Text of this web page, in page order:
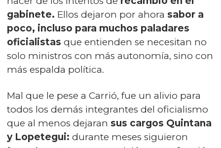
gabinete. Ellos dejaron por ahora sabor a
poco, incluso para muchos paladares
oficialistas que entienden se necesitan no
solo ministros con más autonomía, sino con
más espalda política.
Mal que le pese a Carrió, fue un alivio para
todos los demás integrantes del oficialismo
que al menos dejaran sus cargos Quintana
y Lopetegui: durante meses siguieron